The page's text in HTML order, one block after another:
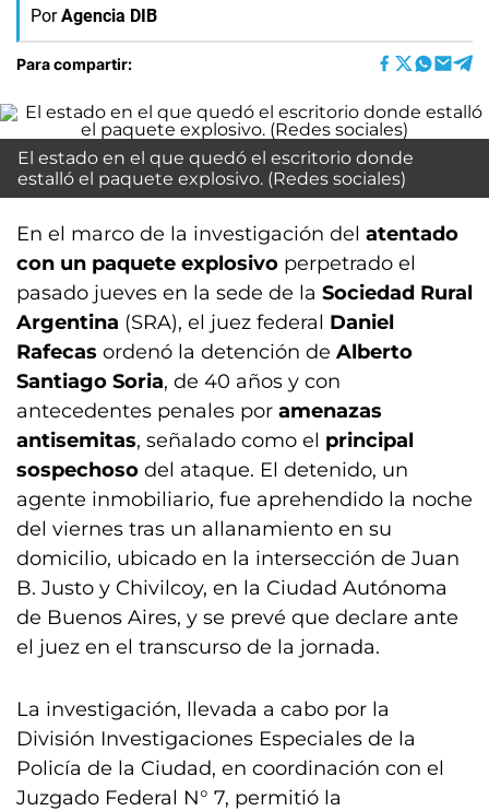
Por Agencia DIB
Para compartir:
El estado en el que quedó el escritorio donde
estalló el paquete explosivo. (Redes sociales)
En el marco de la investigación del atentado
con un paquete explosivo perpetrado el
pasado jueves en la sede de la Sociedad Rural
Argentina (SRA), el juez federal Daniel
Rafecas ordenó la detención de Alberto
Santiago Soria, de 40 años y con
antecedentes penales por amenazas
antisemitas, señalado como el principal
sospechoso del ataque. El detenido, un
agente inmobiliario, fue aprehendido la noche
del viernes tras un allanamiento en su
domicilio, ubicado en la intersección de Juan
B. Justo y Chivilcoy, en la Ciudad Autónoma
de Buenos Aires, y se prevé que declare ante
el juez en el transcurso de la jornada.
La investigación, llevada a cabo por la
División Investigaciones Especiales de la
Policía de la Ciudad, en coordinación con el
Juzgado Federal N° 7, permitió la